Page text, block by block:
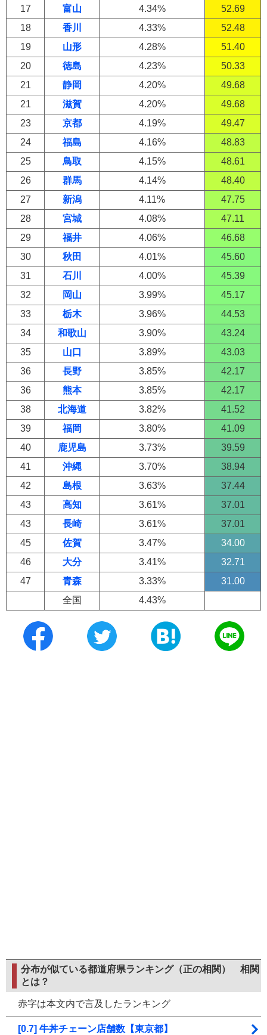
17 富山 4.34%
52.69
18
香川 4.33%
52.48
19
山形 4.28%
51.40
20
徳島 4.23%
50.33
21
静岡 4.20%
49.68
21
滋賀 4.20%
49.68
23
京都 4.19%
49.47
24
福島 4.16%
48.83
25
鳥取 4.15%
48.61
26
群馬 4.14%
48.40
27
新潟 4.11%
47.75
28
宮城 4.08%
47.11
29
福井 4.06%
46.68
30
秋田 4.01%
45.60
31
石川 4.00%
45.39
32
岡山 3.99%
45.17
33
栃木 3.96%
44.53
34
和歌山 3.90%
43.24
35
山口 3.89%
43.03
36
長野 3.85%
42.17
36
熊本 3.85%
42.17
38
北海道 3.82%
41.52
39
福岡 3.80%
41.09
40
鹿児島 3.73%
39.59
41
沖縄 3.70%
38.94
42
島根 3.63%
37.44
43
高知 3.61%
37.01
43
長崎 3.61%
37.01
45
佐賀 3.47%
34.00
46
大分 3.41%
32.71
47
青森 3.33%
31.00
全国
4.43%
分布が似ている都道府県ランキング（正の相関） 相関
とは？
赤字は本文内で言及したランキング
[0.7] 牛丼チェーン店舗数【東京都】